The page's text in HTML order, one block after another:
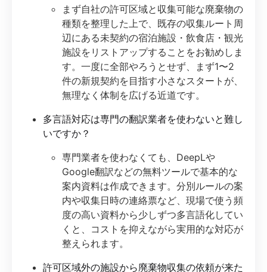
まず自社の許可区域と収集可能な廃棄物の
種類を整理した上で、既存の収集ルート周
辺にある未契約の宿泊施設・飲食店・観光
施設をリストアップすることをお勧めしま
す。一度に全部やろうとせず、まず1〜2
件の新規契約を目指す小さなスタートが、
無理なく体制を広げる近道です。
多言語対応は専門の翻訳業者を使わないと難し
いですか？
専門業者を使わなくても、DeepLや
Google翻訳などの無料ツールで基本的な
案内資料は作成できます。分別ルールの案
内や収集日時の連絡票など、現場で使う頻
度の高い資料から少しずつ多言語化してい
くと、コストを抑えながら実用的な対応が
整えられます。
許可区域外の施設から廃棄物収集の依頼が来た